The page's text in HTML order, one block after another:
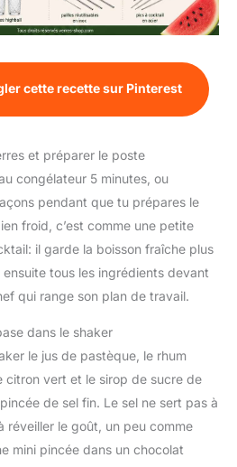
cette recette sur Pinterest
et préparer le poste
congélateur 5 minutes, ou
pendant que tu prépares le
froid, c’est comme une petite
il garde la boisson fraîche plus
ensuite tous les ingrédients devant
qui range son plan de travail.
dans le shaker
le jus de pastèque, le rhum
citron vert et le sirop de sucre de
de sel fin. Le sel ne sert pas à
réveiller le goût, un peu comme
mini pincée dans un chocolat